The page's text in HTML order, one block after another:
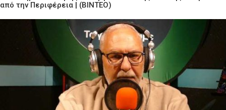
από την Περιφέρεια | (ΒΙΝΤΕΟ)